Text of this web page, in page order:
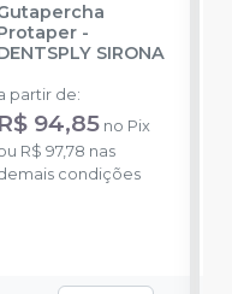
-
SIRONA
partir de:
R$ 94,85 no Pix
R$ 97,78 nas
condições